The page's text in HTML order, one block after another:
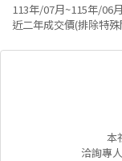
113年/07月~115年/06月
近二年成交價(排除特
本
洽詢專